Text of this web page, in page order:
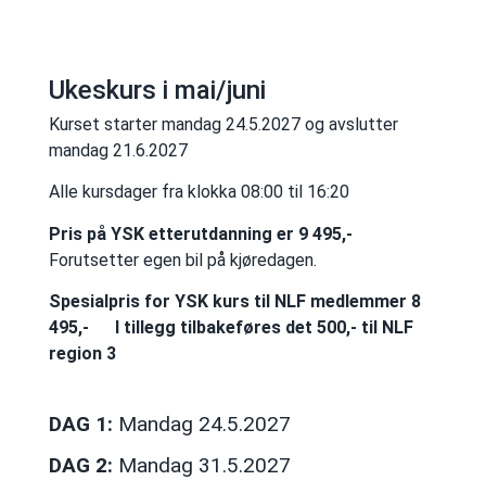
Ukeskurs i mai/juni
Kurset starter mandag 24.5.2027 og avslutter
mandag 21.6.2027
Alle kursdager fra klokka 08:00 til 16:20
Pris på YSK etterutdanning er 9 495,-
Forutsetter egen bil på kjøredagen.
Spesialpris for YSK kurs til NLF medlemmer 8
495,- I tillegg tilbakeføres det 500,- til NLF
region 3
DAG 1: Mandag 24.5.2027
DAG 2: Mandag 31.5.2027